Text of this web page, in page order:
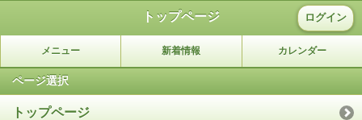
トップページ ログイン
メニュー 新着情報 カレンダー
ページ選択
トップページ